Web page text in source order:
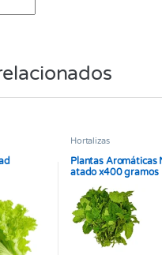
Hortalizas
Plantas Aromáticas
atado x400 gramos